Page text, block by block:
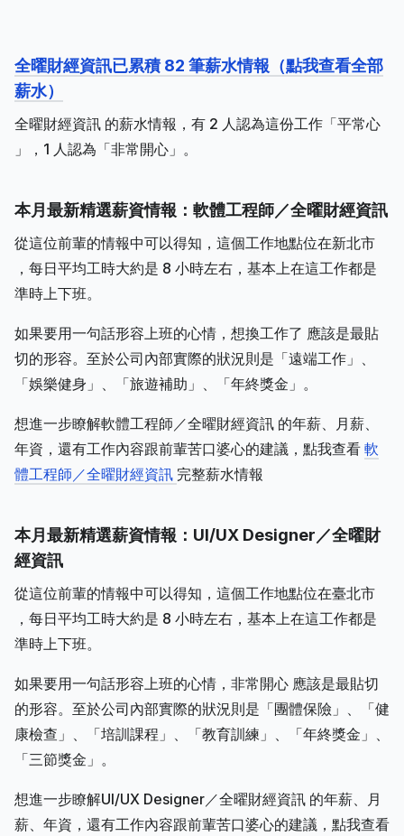
全曜財經資訊已累積 82 筆薪水情報（點我查看全部
薪水）
全曜財經資訊 的薪水情報，有 2 人認為這份工作「平常心
」，1 人認為「非常開心」。
本月最新精選薪資情報：軟體工程師／全曜財經資訊
從這位前輩的情報中可以得知，這個工作地點位在新北市
，每日平均工時大約是 8 小時左右，基本上在這工作都是
準時上下班。
如果要用一句話形容上班的心情，想換工作了 應該是最貼
切的形容。至於公司內部實際的狀況則是「遠端工作」、
「娛樂健身」、「旅遊補助」、「年終獎金」。
想進一步瞭解軟體工程師／全曜財經資訊 的年薪、月薪、
年資，還有工作內容跟前輩苦口婆心的建議，點我查看 軟
體工程師／全曜財經資訊 完整薪水情報
本月最新精選薪資情報：UI/UX Designer／全曜財
經資訊
從這位前輩的情報中可以得知，這個工作地點位在臺北市
，每日平均工時大約是 8 小時左右，基本上在這工作都是
準時上下班。
如果要用一句話形容上班的心情，非常開心 應該是最貼切
的形容。至於公司內部實際的狀況則是「團體保險」、「健
康檢查」、「培訓課程」、「教育訓練」、「年終獎金」、
「三節獎金」。
想進一步瞭解UI/UX Designer／全曜財經資訊 的年薪、月
薪、年資，還有工作內容跟前輩苦口婆心的建議，點我查看